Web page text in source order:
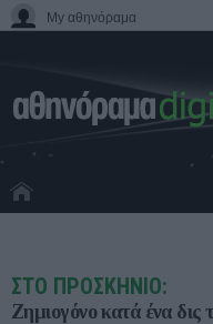
My αθηνόραμα
HOME CINEMA
HARDWARE
ΣΤΟ ΠΡΟΣΚΗΝΙΟ:
Ζημιογόνο κατά ένα